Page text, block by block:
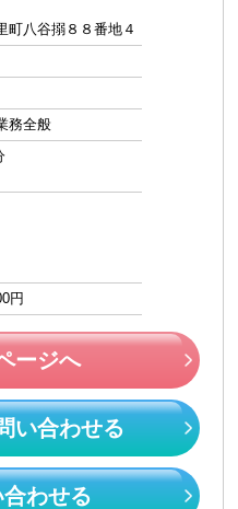
町八谷搦８８番地４
務全般
円
ージへ
い合わせる
わせる